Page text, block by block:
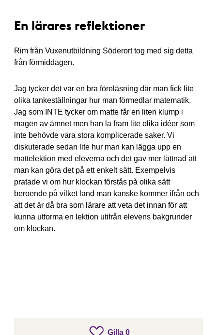
Gilla 0gillar inlägget
En lärares reflektioner
Rim från Vuxenutbildning Söderort tog med sig detta
från förmiddagen.
Jag tycker det var en bra föreläsning där man fick lite
olika tankeställningar hur man förmedlar matematik.
Jag som INTE tycker om matte får en liten klump i
magen av ämnet men han la fram lite olika idéer som
inte behövde vara stora komplicerade saker. Vi
diskuterade sedan lite hur man kan lägga upp en
mattelektion med eleverna och det gav mer lättnad att
man kan göra det på ett enkelt sätt. Exempelvis
pratade vi om hur klockan förstås på olika sätt
beroende på vilket land man kanske kommer ifrån och
att det är då bra som lärare att veta det innan för att
kunna utforma en lektion utifrån elevens bakgrunder
om klockan.